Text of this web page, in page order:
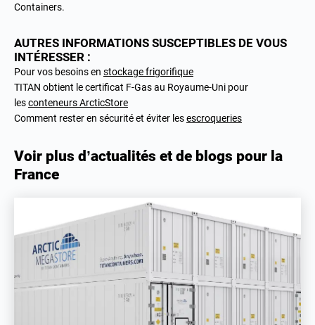
Containers.
AUTRES INFORMATIONS SUSCEPTIBLES DE VOUS
INTÉRESSER :
Pour vos besoins en stockage frigorifique
TITAN obtient le certificat F-Gas au Royaume-Uni pour
lesconteneurs ArcticStore
Comment rester en sécurité et éviter lesescroqueries
Voir plus d’actualités et de blogs pour la
France